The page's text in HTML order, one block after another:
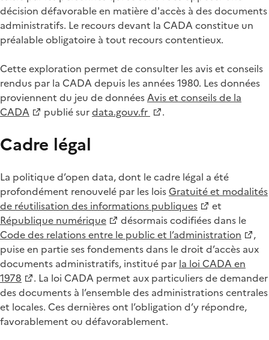
décision défavorable en matière d'accès à des documents
administratifs. Le recours devant la CADA constitue un
préalable obligatoire à tout recours contentieux.
Cette exploration permet de consulter les avis et conseils
rendus par la CADA depuis les années 1980. Les données
proviennent du jeu de donnéesAvis et conseils de la
CADA
publié surdata.gouv.fr .
Cadre légal
La politique d’open data, dont le cadre légal a été
profondément renouvelé par les loisGratuité et modalités
de réutilisation des informations publiques
et
République numérique
désormais codifiées dans le
Code des relations entre le public et l’administration
,
puise en partie ses fondements dans le droit d’accès aux
documents administratifs, institué par la loi CADA en
1978
. La loi CADA permet aux particuliers de demander
des documents à l’ensemble des administrations centrales
et locales. Ces dernières ont l’obligation d’y répondre,
favorablement ou défavorablement.